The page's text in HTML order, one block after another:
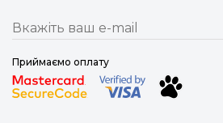
Приймаємо оплату